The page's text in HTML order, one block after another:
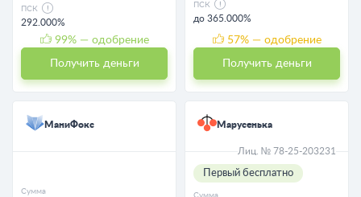
ПСК
292.000%
99% — одобрение
Получить деньги
ПСК
до 365.000%
57% — одобрение
Получить деньги
МаниФокс
Сумма
Марусенька
Лиц. № 78-25-203231
Первый бесплатно
Сумма